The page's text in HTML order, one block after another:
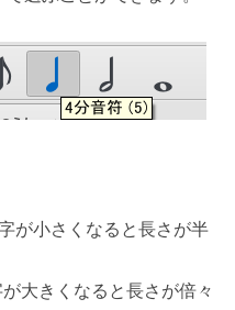
が小さくなると長さが半
大きくなると長さが倍々